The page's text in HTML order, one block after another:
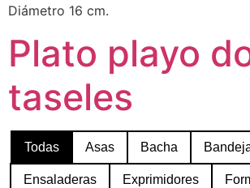
Diámetro 16 cm.
Plato playo
taseles
Todas Asas Bacha
Ensaladeras Exprimidores